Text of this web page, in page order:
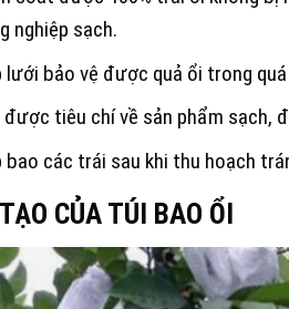
nghiệp sạch.
lưới bảo vệ được quả ổi trong
tiêu chí về sản phẩm sạch,
bao các trái sau khi thu hoạch
CỦA TÚI BAO ỔI